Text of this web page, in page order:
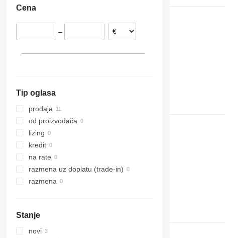
988 Italija
Cena
–
Tip oglasa
prodaja
od proizvođača
lizing
kredit
na rate
razmena uz doplatu (trade-in)
razmena
Stanje
novi